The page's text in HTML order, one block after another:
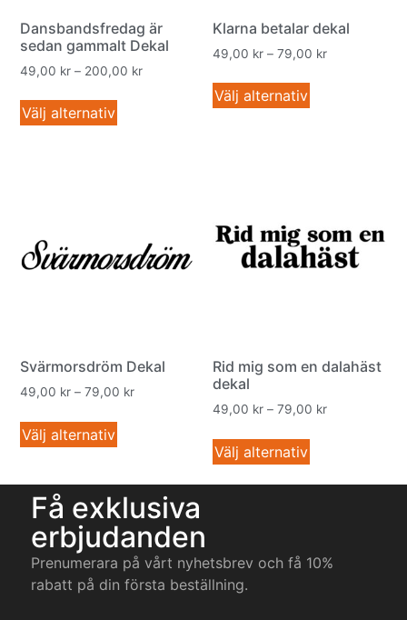
Dansbandsfredag är
sedan gammalt Dekal
49,00 kr – 200,00 kr
Välj alternativ
Klarna betalar dekal
49,00 kr – 79,00 kr
Välj alternativ
Svärmorsdröm Dekal
49,00 kr – 79,00 kr
Välj alternativ
Rid mig som en dalahäst
dekal
49,00 kr – 79,00 kr
Välj alternativ
Få exklusiva
erbjudanden
Prenumerara på vårt nyhetsbrev och få 10%
rabatt på din första beställning.